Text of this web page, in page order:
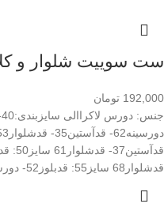
ست سوییت شلوار و
192,000 تومان
قدشلوار68 سایز55: قدبلوز52- دورسینه80- قدآستین48-قدشلوار77